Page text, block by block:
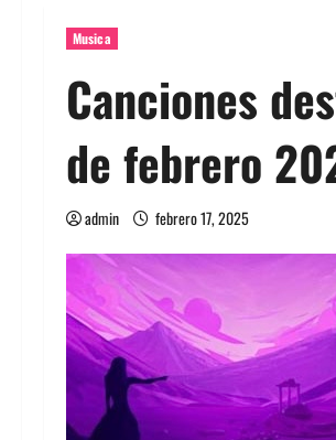
Musica
Canciones
de febrero
admin febrero 17, 2025